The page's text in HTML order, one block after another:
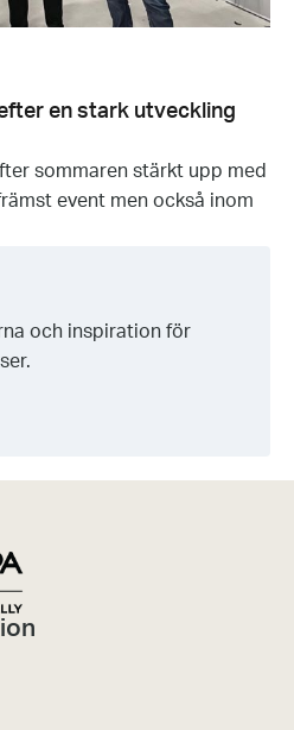
en stark utveckling
sommaren stärkt upp med
event men också inom
och inspiration för